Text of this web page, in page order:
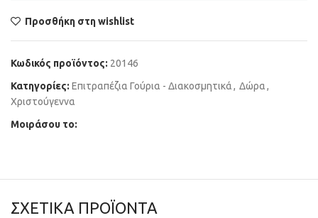
Προσθήκη στη wishlist
Κωδικός προϊόντος: 20146
Κατηγορίες: Επιτραπέζια Γούρια - Διακοσμητικά, Δώρα,
Χριστούγεννα
Μοιράσου το:
ΣΧΕΤΙΚΆ ΠΡΟΪΌΝΤΑ